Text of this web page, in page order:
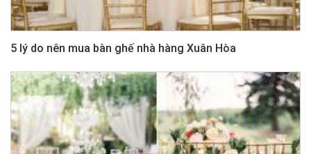
5 lý do nên mua bàn ghế nhà hàng Xuân Hòa